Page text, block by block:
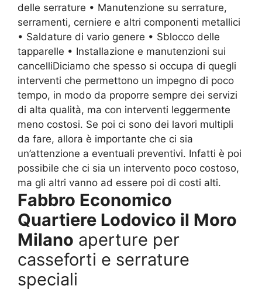
delle serrature • Manutenzione su serrature,
serramenti, cerniere e altri componenti metallici
• Saldature di vario genere • Sblocco delle
tapparelle • Installazione e manutenzioni sui
cancelliDiciamo che spesso si occupa di quegli
interventi che permettono un impegno di poco
tempo, in modo da proporre sempre dei servizi
di alta qualità, ma con interventi leggermente
meno costosi. Se poi ci sono dei lavori multipli
da fare, allora è importante che ci sia
un’attenzione a eventuali preventivi. Infatti è poi
possibile che ci sia un intervento poco costoso,
ma gli altri vanno ad essere poi di costi alti.
Fabbro Economico
Quartiere Lodovico il Moro
Milano aperture per
casseforti e serrature
speciali